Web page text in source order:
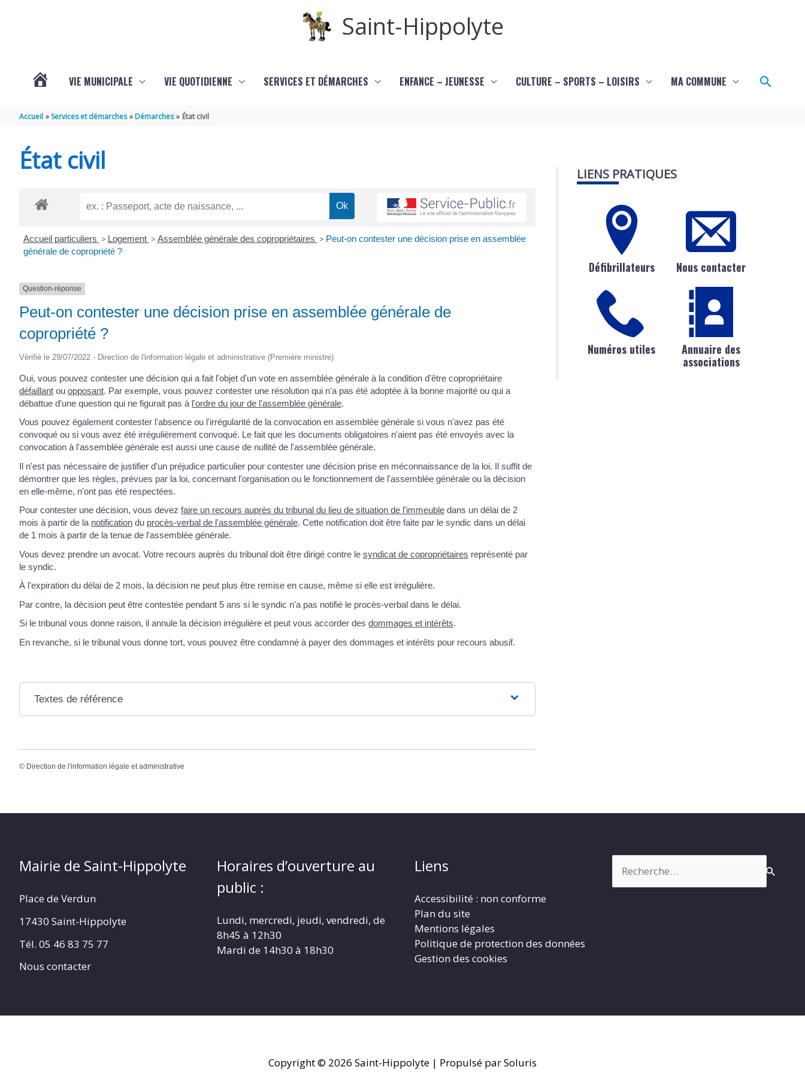
Saint-Hippolyte
SAINT-
HIPPOLYTE
(17430)
VIE MUNICIPALE VIE QUOTIDIENNE SERVICES ET DÉMARCHES ENFANCE – JEUNESSE CULTURE – SPORTS – LOISIRS MA COMMUNE
Accueil Services et démarches Démarches État civil
État civil
Accueil particuliers > Logement > Assemblée générale des copropriétaires > Peut-on contester une décision prise en assemblée
générale de copropriété ?
Question-réponse
Peut-on contester une décision prise en assemblée générale de
copropriété ?
Vérifié le 29/07/2022 - Direction de l'information légale et administrative (Première ministre)
Oui, vous pouvez contester une décision qui a fait l'objet d'un vote en assemblée générale à la condition d'être copropriétaire
défaillant ou opposant. Par exemple, vous pouvez contester une résolution qui n'a pas été adoptée à la bonne majorité ou qui a
débattue d'une question qui ne figurait pas à l'ordre du jour de l'assemblée générale.
Vous pouvez également contester l'absence ou l'irrégularité de la convocation en assemblée générale si vous n'avez pas été
convoqué ou si vous avez été irrégulièrement convoqué. Le fait que les documents obligatoires n'aient pas été envoyés avec la
convocation à l'assemblée générale est aussi une cause de nullité de l'assemblée générale.
Il n'est pas nécessaire de justifier d'un préjudice particulier pour contester une décision prise en méconnaissance de la loi. Il suffit de
démontrer que les règles, prévues par la loi, concernant l'organisation ou le fonctionnement de l'assemblée générale ou la décision
en elle-même, n'ont pas été respectées.
Pour contester une décision, vous devez faire un recours auprès du tribunal du lieu de situation de l'immeuble dans un délai de 2
mois à partir de la notification du procès-verbal de l'assemblée générale. Cette notification doit être faite par le syndic dans un délai
de 1 mois à partir de la tenue de l'assemblée générale.
Vous devez prendre un avocat. Votre recours auprès du tribunal doit être dirigé contre le syndicat de copropriétaires représenté par
le syndic.
À l'expiration du délai de 2 mois, la décision ne peut plus être remise en cause, même si elle est irrégulière.
Par contre, la décision peut être contestée pendant 5 ans si le syndic n'a pas notifié le procès-verbal dans le délai.
Si le tribunal vous donne raison, il annule la décision irrégulière et peut vous accorder des dommages et intérêts.
En revanche, si le tribunal vous donne tort, vous pouvez être condamné à payer des dommages et intérêts pour recours abusif.
Textes de référence
© Direction de l'information légale et administrative
LIENS PRATIQUES
Défibrillateurs Nous contacter
Numéros utiles
Annuaire des
associations
Mairie de Saint-Hippolyte
Place de Verdun
17430 Saint-Hippolyte
Tél. 05 46 83 75 77
Nous contacter
Horaires d’ouverture au
public :
Lundi, mercredi, jeudi, vendredi, de
8h45 à 12h30
Mardi de 14h30 à 18h30
Liens
Accessibilité : non conforme
Plan du site
Mentions légales
Politique de protection des données
Gestion des cookies
Copyright © 2026 Saint-Hippolyte | Propulsé par Soluris